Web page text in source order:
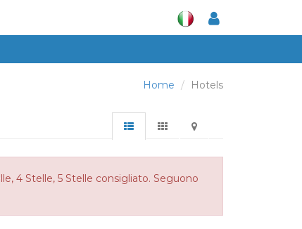
Home Hotels
4 Stelle, 5 Stelle consigliato. Seguono